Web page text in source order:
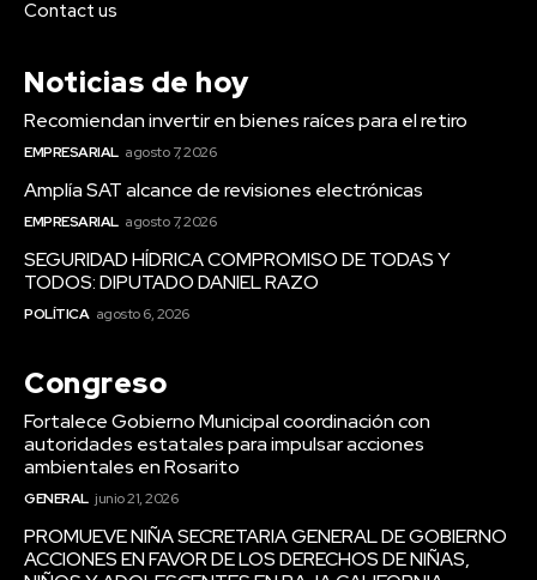
Contact us
Noticias de hoy
Recomiendan invertir en bienes raíces para el retiro
EMPRESARIAL agosto 7, 2026
Amplía SAT alcance de revisiones electrónicas
EMPRESARIAL agosto 7, 2026
SEGURIDAD HÍDRICA COMPROMISO DE TODAS Y
TODOS: DIPUTADO DANIEL RAZO
POLÍTICA agosto 6, 2026
Congreso
Fortalece Gobierno Municipal coordinación con
autoridades estatales para impulsar acciones
ambientales en Rosarito
GENERAL junio 21, 2026
PROMUEVE NIÑA SECRETARIA GENERAL DE GOBIERNO
ACCIONES EN FAVOR DE LOS DERECHOS DE NIÑAS,